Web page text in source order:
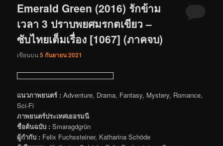
Emerald Green (2016) รักข้าม
เวลา 3 ปราบพยศมรกตเขียว –
ซับไทยเต็มเรื่อง [1067] (ภาคจบ)
เขียนบน5 กันยายน 2021
แนวภาพยนตร์ : Adventure, Drama, Fantasy, Mystery, Romance,
Sci-Fi
ภาพยนตร์ประเทศเยอรมนี
ชื่อต้นฉบับ : Smaragdgrün
ผู้กำกับ : Felix Fuchssteiner, Katharina Schöde